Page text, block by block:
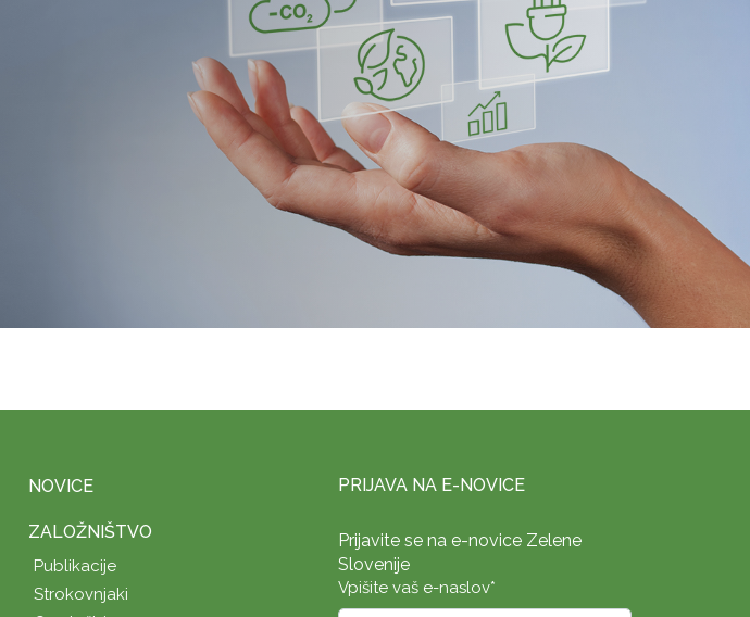
NOVICE
ZALOŽNIŠTVO
Publikacije
Strokovnjaki
PRIJAVA NA E-NOVICE
Prijavite se na e-novice Zelene
Slovenije
Vpišite vaš e-naslov*